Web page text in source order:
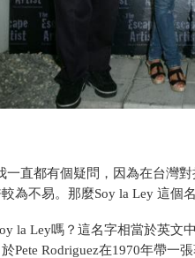
一直都有個疑問，因為在台灣
為不易。那麼Soy la Ley 這個
la Ley嗎？這名字相當於英文
Pete Rodriguez在1970年帶一張